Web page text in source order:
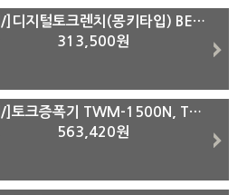
[블루텍/]디지털토크렌치(몽키타입) BEM-시리즈 BEM-135AH
313,500원
[블루텍/]토크증폭기 TWM-1500N, TWM-2700N TWM-2700N
563,420원